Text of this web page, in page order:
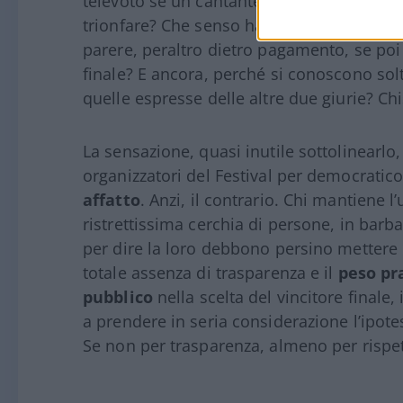
trionfare? Che senso ha continuare a
parere, peraltro dietro pagamento, se
finale? E ancora, perché si conoscono
quelle espresse delle altre due giurie?
La sensazione, quasi inutile
organizzatori del Festival per
affatto. Anzi, il contrario. Chi mantiene
ristrettissima cerchia di persone, in
per dire la loro debbono persino
totale assenza di trasparenza e il peso
pubblico nella scelta del vincitore
a prendere in seria considerazione
Se non per trasparenza, almeno per